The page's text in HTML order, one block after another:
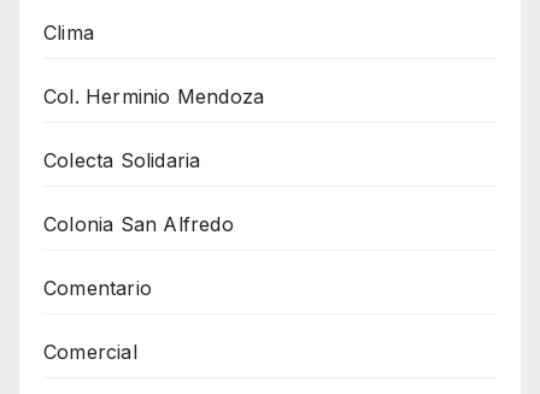
Clima
Col. Herminio Mendoza
Colecta Solidaria
Colonia San Alfredo
Comentario
Comercial